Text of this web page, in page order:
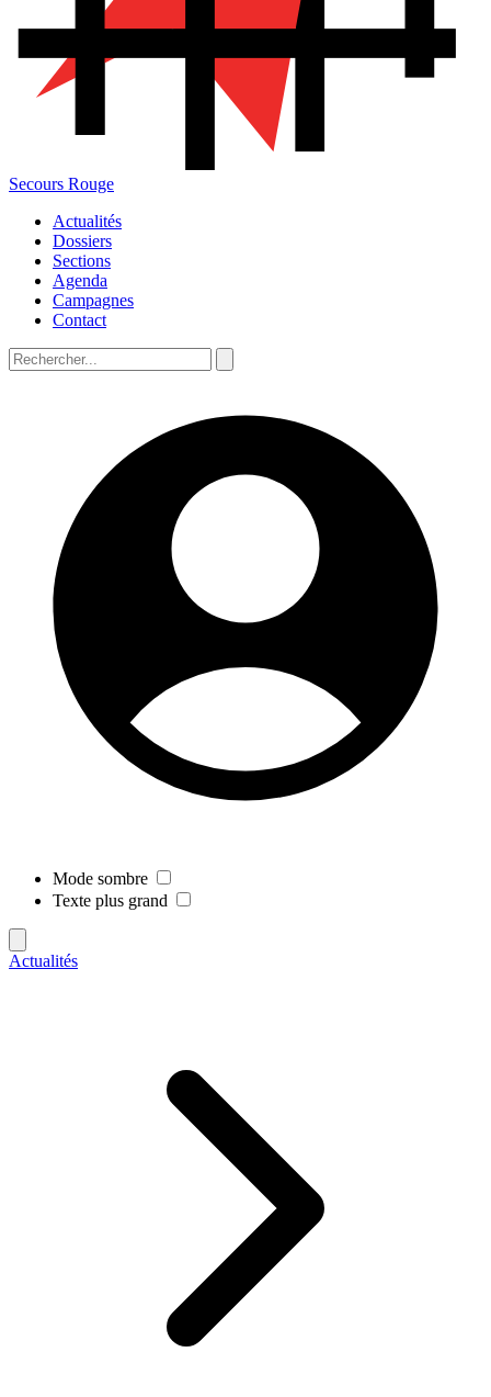
Secours Rouge
Actualités
Dossiers
Sections
Agenda
Campagnes
Contact
Mode sombre
Texte plus grand
Actualités